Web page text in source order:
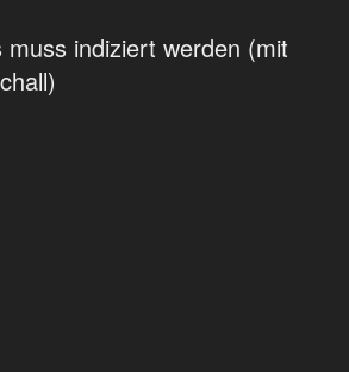
muss indiziert werden (mit